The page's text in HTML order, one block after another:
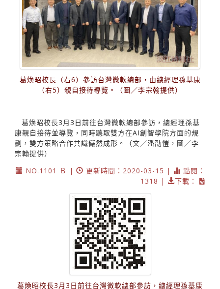
葛煥昭校長（右6）參訪台灣微軟總部，由總經理孫基康
（右5）親自接待導覽。（圖／李宗翰提供）
葛煥昭校長3月3日前往台灣微軟總部參訪，總經理孫基
康親自接待並導覽，同時聽取雙方在AI創智學院方面的規
劃，雙方策略合作共識儼然成形。（文／潘劭愷，圖／李
宗翰提供）
NO.1101 Ｂ |
更新時間：2020-03-15 |
點閱：
1318 |
下載：
葛煥昭校長3月3日前往台灣微軟總部參訪，總經理孫基康